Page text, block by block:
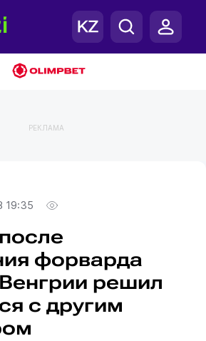
РЕКЛАМА
19:35
форварда
решил
с другим